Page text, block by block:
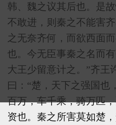
韩、魏之议其后也。是
不敢进，则秦之不能害
之无奈齐何，而欲西面
也。今无臣事秦之名而
大王少留意计之。”齐王
曰：“楚，天下之强国也
百万，车千乘，骑万匹
资也。秦之所害莫如楚